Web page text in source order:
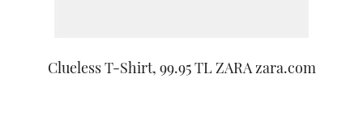
Clueless T-Shirt, 99.95 TL ZARA zara.com